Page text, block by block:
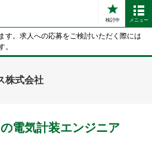
検討中 メニュー
す。求人への応募をご検討いただく際には
。
株式会社
電気計装エンジニア